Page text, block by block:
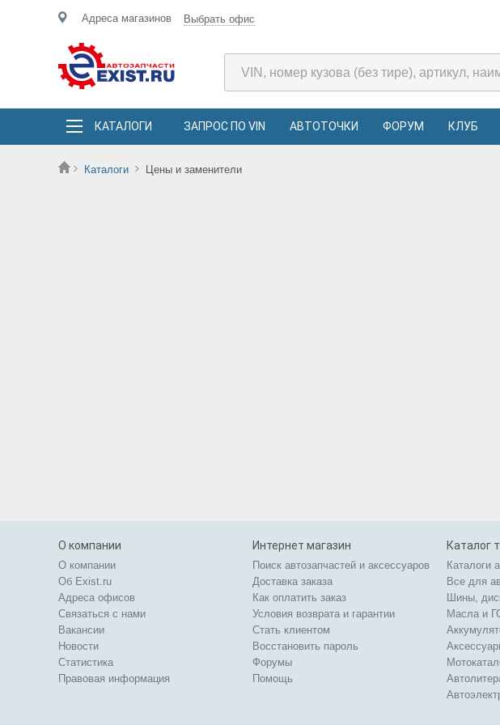
Адреса магазинов Выбрать офис
КАТАЛОГИ ЗАПРОС ПО VIN АВТОТОЧКИ ФОРУМ КЛУБ
Каталоги Цены и заменители
О компании
О компании
Об Exist.ru
Адреса офисов
Связаться с нами
Вакансии
Новости
Статистика
Правовая информация
Интернет магазин
Поиск автозапчастей и аксессуаров
Доставка заказа
Как оплатить заказ
Условия возврата и гарантии
Стать клиентом
Восстановить пароль
Форумы
Помощь
Каталог
Каталоги
Все для
Шины,
Масла и